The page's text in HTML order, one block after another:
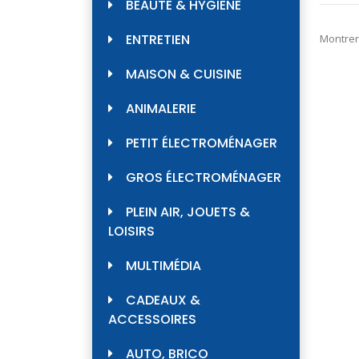
BEAUTÉ & HYGIÈNE
ENTRETIEN
MAISON & CUISINE
ANIMALERIE
PETIT ÉLECTROMÉNAGER
GROS ÉLECTROMÉNAGER
PLEIN AIR, JOUETS &
LOISIRS
MULTIMÉDIA
CADEAUX &
ACCESSOIRES
AUTO, BRICO